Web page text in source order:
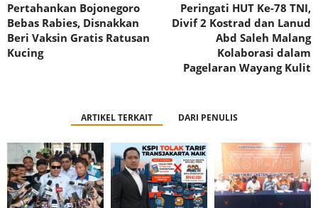
Pertahankan Bojonegoro
Bebas Rabies, Disnakkan
Beri Vaksin Gratis Ratusan
Kucing
Peringati HUT Ke-78 TNI,
Divif 2 Kostrad dan Lanud
Abd Saleh Malang
Kolaborasi dalam
Pagelaran Wayang Kulit
ARTIKEL TERKAIT DARI PENULIS